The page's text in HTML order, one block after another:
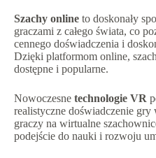
Szachy online to doskonały
graczami z całego świata, co
cennego doświadczenia i
Dzięki platformom online,
dostępne i popularne.
Nowoczesne technologie VR
realistyczne doświadczenie gry
graczy na wirtualne
podejście do nauki i rozwoju